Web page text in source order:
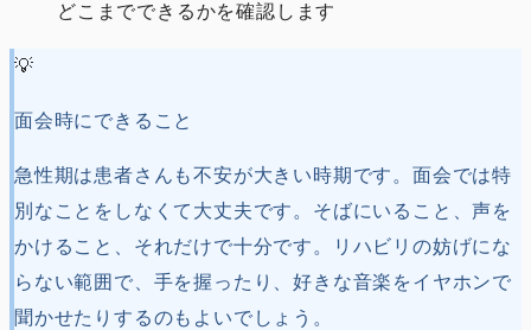
どこまでできるかを確認します
💡
面会時にできること
急性期は患者さんも不安が大きい時期です。面会では特
別なことをしなくて大丈夫です。そばにいること、声を
かけること、それだけで十分です。リハビリの妨げにな
らない範囲で、手を握ったり、好きな音楽をイヤホンで
聞かせたりするのもよいでしょう。